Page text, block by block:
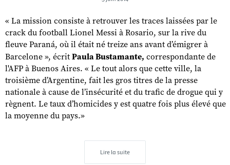
« La mission consiste à retrouver les traces laissées par le
crack du football Lionel Messi à Rosario, sur la rive du
fleuve Paraná, où il était né treize ans avant d’émigrer à
Barcelone », écrit Paula Bustamante, correspondante de
l'AFP à Buenos Aires. « Le tout alors que cette ville, la
troisième d’Argentine, fait les gros titres de la presse
nationale à cause de l’insécurité et du trafic de drogue qui y
règnent. Le taux d’homicides y est quatre fois plus élevé que
la moyenne du pays.»
Lire la suite